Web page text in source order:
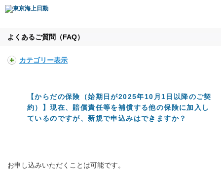
よくあるご質問（FAQ）
カテゴリー表示
【からだの保険（始期日が2025年10月1日以降のご契
約）】現在、賠償責任等を補償する他の保険に加入し
ているのですが、新規で申込みはできますか？
お申し込みいただくことは可能です。